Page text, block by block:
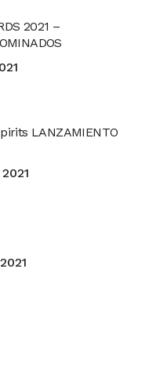
2021 –
LANZAMIENTO